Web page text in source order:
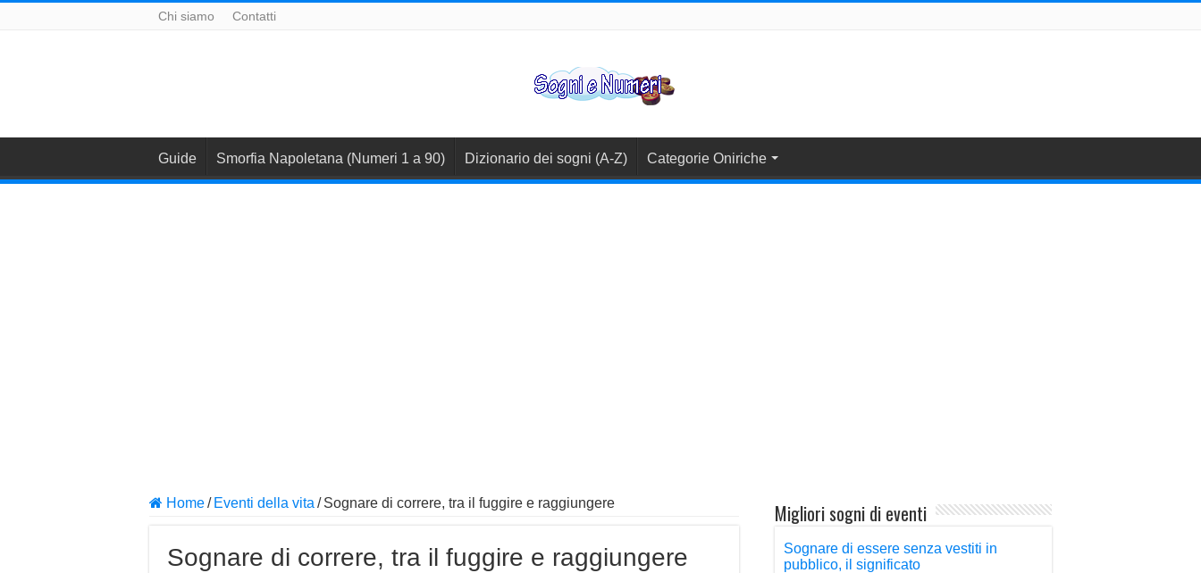
Chi siamo Contatti
Guide Smorfia Napoletana (Numeri 1 a 90) Dizionario dei sogni (A-Z) Categorie Oniriche
Home/ Eventi della vita / Sognare di correre, tra il fuggire e raggiungere
Sognare di correre, tra il fuggire e raggiungere
Migliori sogni di eventi
Sognare di essere senza vestiti in
pubblico, il significato